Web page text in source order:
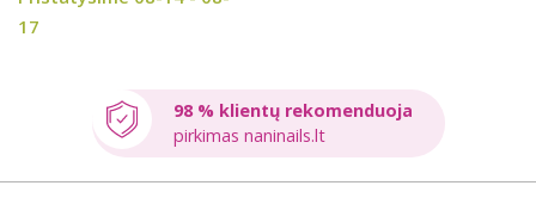
17
98 % klientų rekomenduoja
pirkimas naninails.lt